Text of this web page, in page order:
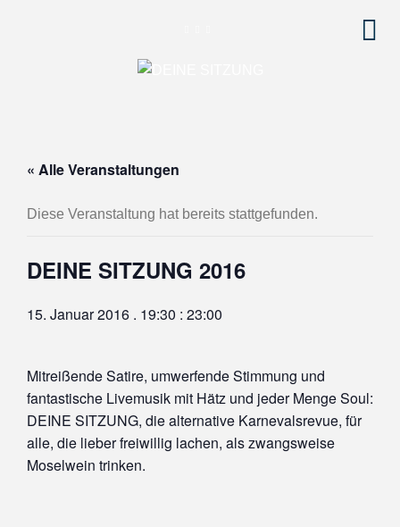
« Alle Veranstaltungen
Diese Veranstaltung hat bereits stattgefunden.
DEINE SITZUNG 2016
15. Januar 2016 . 19:30 : 23:00
Mitreißende Satire, umwerfende Stimmung und
fantastische Livemusik mit Hätz und jeder Menge Soul:
DEINE SITZUNG, die alternative Karnevalsrevue, für
alle, die lieber freiwillig lachen, als zwangsweise
Moselwein trinken.